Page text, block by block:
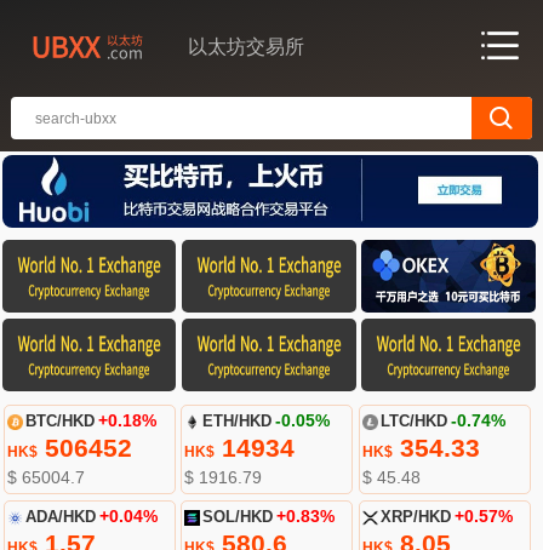
以太坊交易所
BTC/HKD +0.18%
HK$506452
$ 65004.7
ETH/HKD -0.05%
HK$ 14934
$ 1916.79
LTC/HKD -0.74%
HK$354.33
$ 45.48
ADA/HKD +0.04%
1.57
SOL/HKD +0.83%
580.6
XRP/HKD +0.57%
8.05